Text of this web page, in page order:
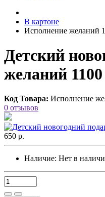
В картоне
Исполнение желаний
Детский
желаний
Код Товара: Исполнение
0 отзывов
650 р.
Наличие: Нет в